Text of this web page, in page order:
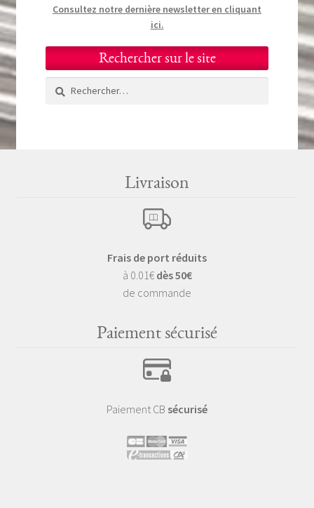
Consultez notre dernière newsletter en cliquant
ici.
Rechercher sur le site
Livraison
Frais de port réduits
à 0.01€ dès 50€
de commande
Paiement sécurisé
Paiement CB sécurisé